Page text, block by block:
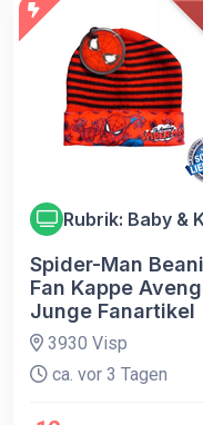
Rubrik: Baby &
Spider-Man
Fan Kappe
Junge Fanartikel
3930 Visp
ca. vor 3 Tagen